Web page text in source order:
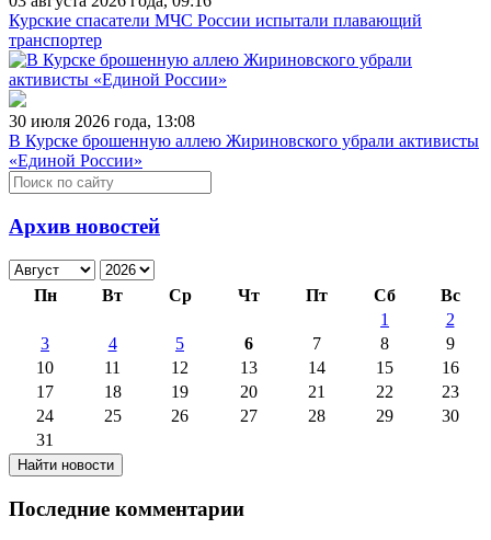
Курские спасатели МЧС России испытали плавающий
транспортер
30 июля 2026 года, 13:08
В Курске брошенную аллею Жириновского убрали активисты
«Единой России»
Архив новостей
Пн Вт Ср Чт Пт Сб
Вс
1
2
3
4 5 6 7 8
9
10
11 12 13 14 15
16
17
18 19 20 21 22
23
24
25 26 27 28 29
30
31
Последние комментарии